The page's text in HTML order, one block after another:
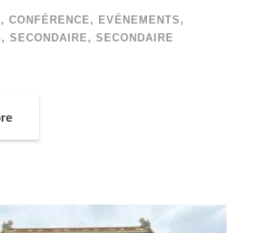
, CONFÉRENCE , EVÉNEMENTS ,
, SECONDAIRE , SECONDAIRE